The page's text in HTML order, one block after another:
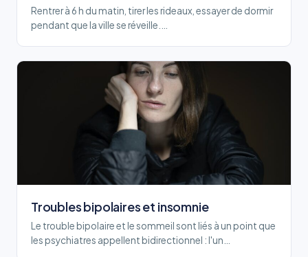
Rentrer à 6 h du matin, tirer les rideaux, essayer de dormir
pendant que la ville se réveille.…
Troubles bipolaires et insomnie
Le trouble bipolaire et le sommeil sont liés à un point que
les psychiatres appellent bidirectionnel : l'un…